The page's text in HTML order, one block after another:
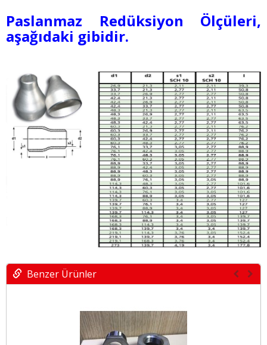
Paslanmaz Redüksiyon Ölçüleri,
aşağıdaki gibidir.
Benzer Ürünler